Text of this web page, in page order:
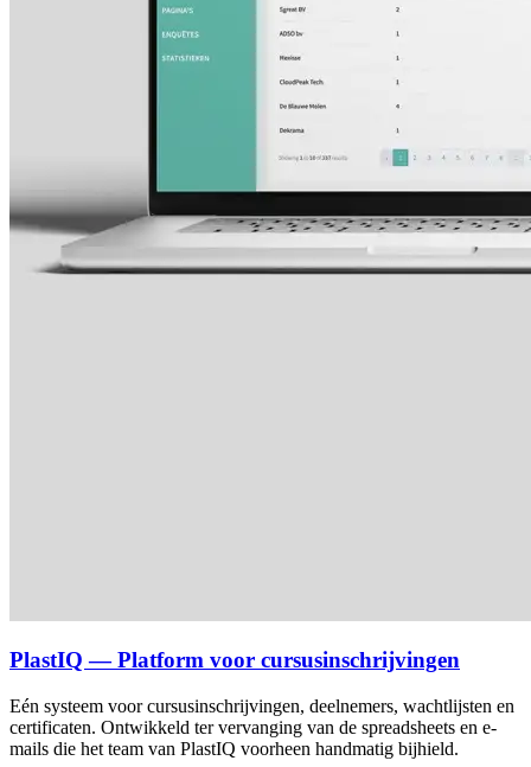
PlastIQ — Platform voor cursusinschrijvingen
Eén systeem voor cursusinschrijvingen, deelnemers, wachtlijsten en
certificaten. Ontwikkeld ter vervanging van de spreadsheets en e-
mails die het team van PlastIQ voorheen handmatig bijhield.